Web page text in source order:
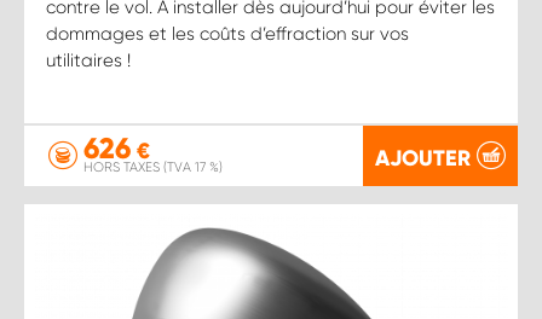
contre le vol. À installer dès aujourd’hui pour éviter les
dommages et les coûts d’effraction sur vos
utilitaires !
626 €
HORS TAXES (TVA 17 %) AJOUTER